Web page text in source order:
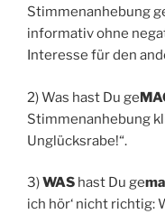
Stimmenanhebung
informativ ohne
Interesse für den
2) Was hast Du ge
Stimmenanhebung
Unglücksrabe!“.
3)WAS hast Du gema
ich hör‘ nicht richtig: